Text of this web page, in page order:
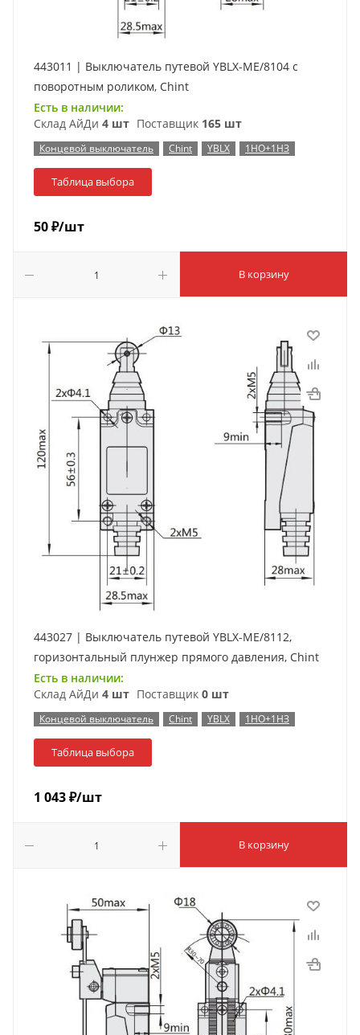
443011 | Выключатель путевой YBLX-ME/8104 c
поворотным роликом, Chint
Есть в наличии:
Склад АйДи 4 шт Поставщик 165 шт
Концевой выключатель Chint YBLX 1НО+1НЗ
Таблица выбора
50₽/шт
В корзину
443027 | Выключатель путевой YBLX-ME/8112,
горизонтальный плунжер прямого давления, Chint
Есть в наличии:
Склад АйДи 4 шт Поставщик 0 шт
Концевой выключатель Chint YBLX 1НО+1НЗ
Таблица выбора
1 043₽/шт
В корзину